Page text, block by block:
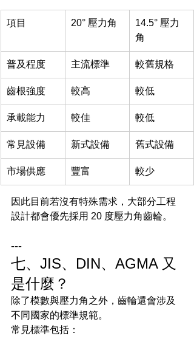
項目 20° 壓力角
14.5° 壓力
角
普及程度 主流標準 較舊規格
齒根強度 較高 較低
承載能力 較佳 較低
常見設備 新式設備 舊式設備
市場供應 豐富 較少
因此目前若沒有特殊需求，大部分工程
設計都會優先採用 20 度壓力角齒輪。
---
七、JIS、DIN、AGMA 又
是什麼？
除了模數與壓力角之外，齒輪還會涉及
不同國家的標準規範。
常見標準包括：